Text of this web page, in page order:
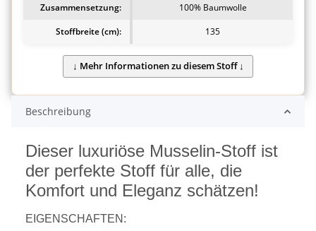
Zusammensetzung:
100% Baumwolle
Stoffbreite (cm):
135
Beschreibung
Dieser luxuriöse Musselin-Stoff ist
der perfekte Stoff für alle, die
Komfort und Eleganz schätzen!
EIGENSCHAFTEN: